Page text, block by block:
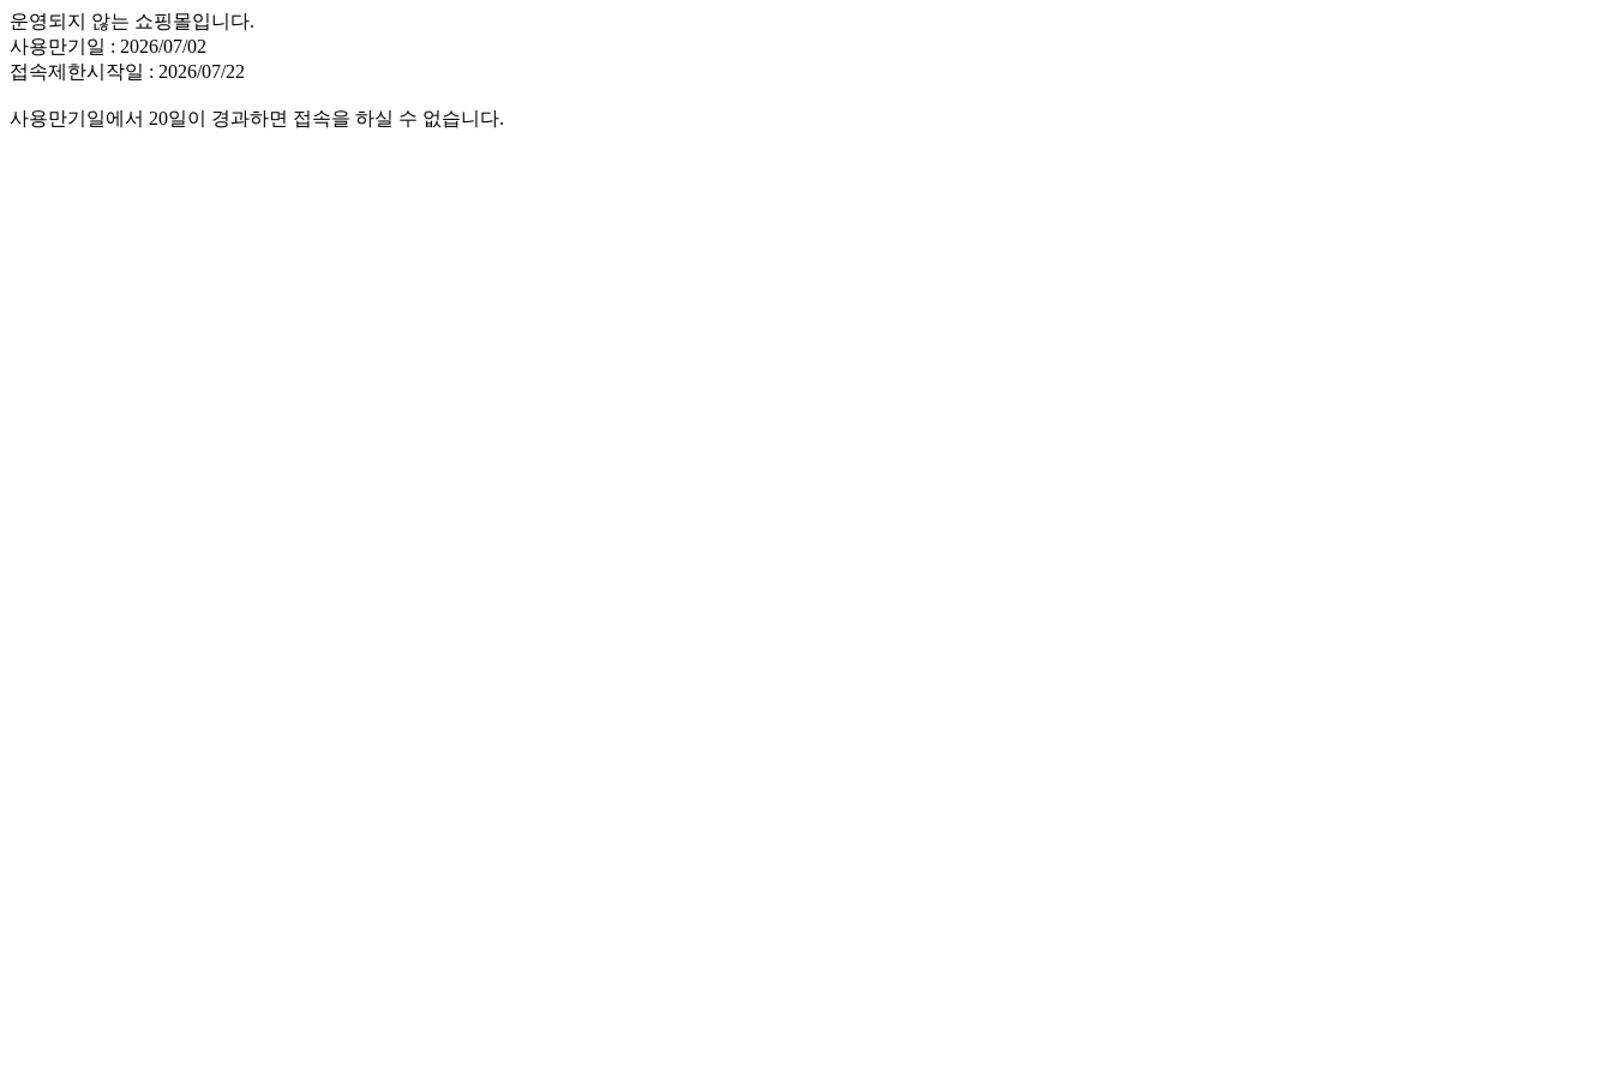
운영되지 않는 쇼핑몰입니다.
사용만기일 : 2026/07/02
접속제한시작일 : 2026/07/22
사용만기일에서 20일이 경과하면 접속을 하실 수 없습니다.